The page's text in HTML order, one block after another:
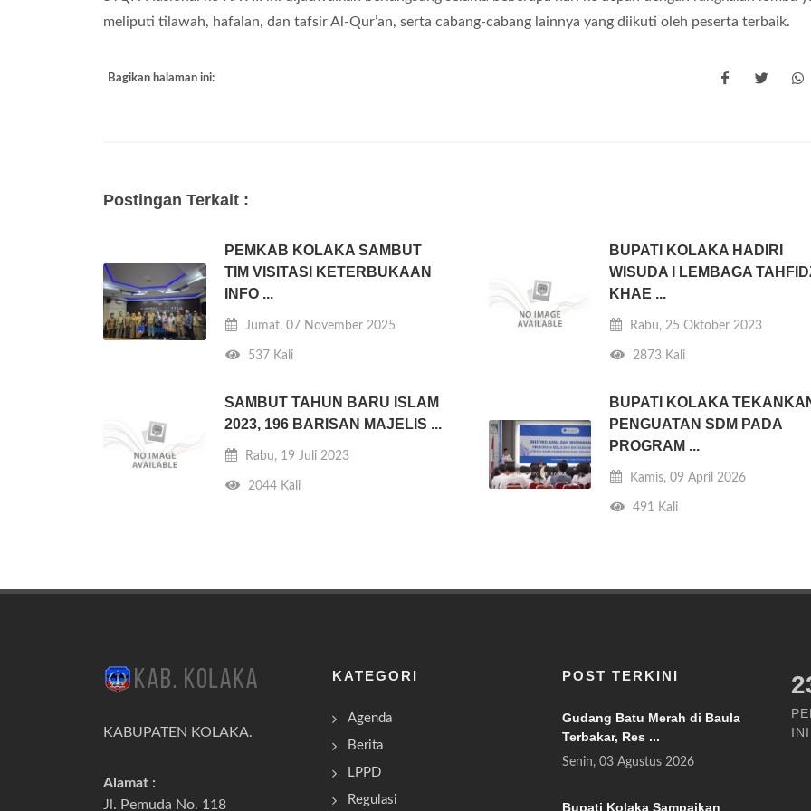
meliputi tilawah, hafalan, dan tafsir Al-Qur’an, serta cabang-cabang lainnya yang diikuti oleh peserta terbaik.
Bagikan halaman ini:
Postingan Terkait :
PEMKAB KOLAKA SAMBUT
TIM VISITASI KETERBUKAAN
INFO ...
Jumat, 07 November 2025
537 Kali
BUPATI KOLAKA HADIRI
WISUDA I LEMBAGA
KHAE ...
Rabu, 25 Oktober 2023
2873 Kali
SAMBUT TAHUN BARU ISLAM
2023, 196 BARISAN MAJELIS ...
Rabu, 19 Juli 2023
2044 Kali
BUPATI KOLAKA
PENGUATAN SDM PADA
PROGRAM ...
Kamis, 09 April 2026
491 Kali
KABUPATEN KOLAKA.
Alamat :
Jl. Pemuda No. 118
KATEGORI
Agenda
Berita
LPPD
Regulasi
POST TERKINI
Gudang Batu Merah di Baula
Terbakar, Res ...
Senin, 03 Agustus 2026
Bupati Kolaka Sampaikan
INI